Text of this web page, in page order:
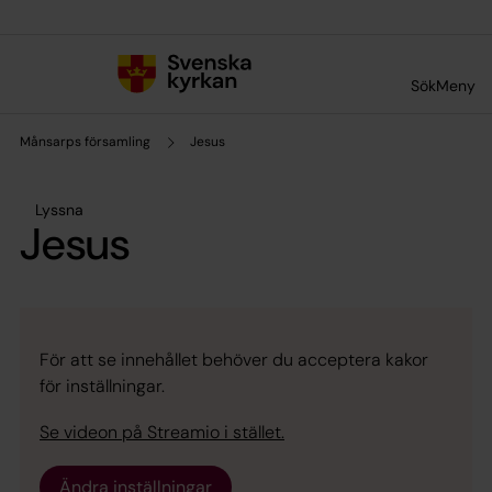
SökMeny
Månsarps församling Jesus
Lyssna
Jesus
För att se innehållet behöver du acceptera kakor
för inställningar.
Se videon på Streamio i stället.
Ändra inställningar